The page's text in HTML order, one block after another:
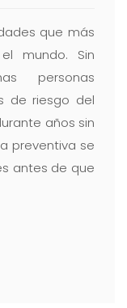
que más
mundo. Sin
personas
de riesgo del
años sin
preventiva se
antes de que